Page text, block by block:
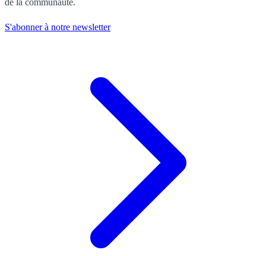
de la communauté.
S'abonner à notre newsletter